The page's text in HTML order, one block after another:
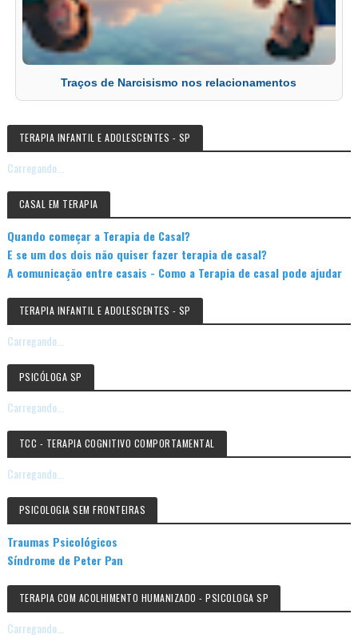
Traços de Narcisismo nos relacionamentos
TERAPIA INFANTIL E ADOLESCENTES - SP
Carregando...
CASAL EM TERAPIA
Quando começar a Terapia de Casal?
E se um dos dois não quiser fazer terapia de casal?
A comunicação entre casais - Como a Terapia de casal pode ajudar
TERAPIA INFANTIL E ADOLESCENTES - SP
Carregando...
PSICÓLOGA SP
Carregando...
TCC - TERAPIA COGNITIVO COMPORTAMENTAL
Carregando...
PSICOLOGIA SEM FRONTEIRAS
Traumas Psicológicos
Síndrome de Peter Pan
TERAPIA COM ACOLHIMENTO HUMANIZADO - PSICOLOGA SP
Carregando...